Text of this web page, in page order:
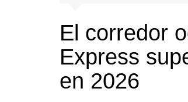
El corredor
Express
en 2026